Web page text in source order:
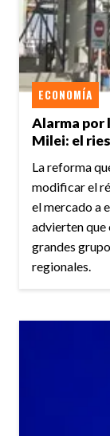
Alarma por
Milei: el
ECONOMÍA
La reforma
modificar el
el mercado a
advierten que
grandes
regionales.